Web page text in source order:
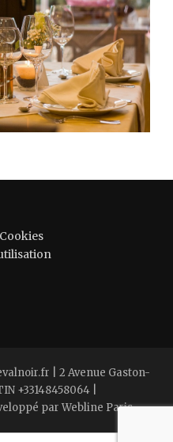
| 2 Avenue Gaston-
+33148458064 |
par Webline Paris